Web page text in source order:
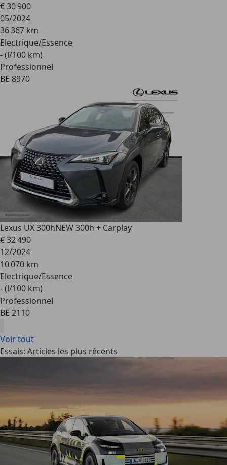
€ 30 900
05/2024
36 367 km
Electrique/Essence
- (l/100 km)
Professionnel
BE 8970
Lexus UX 300hNEW 300h + Carplay
€ 32 490
12/2024
10 070 km
Electrique/Essence
- (l/100 km)
Professionnel
BE 2110
Voir tout
Essais: Articles les plus récents